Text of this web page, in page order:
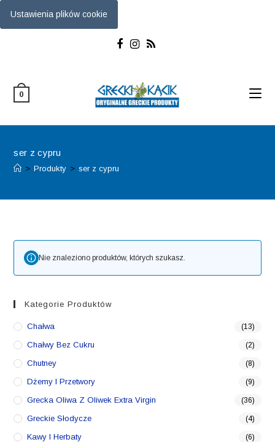
Ustawienia plików cookie
0
ser z cypru
> Produkty > ser z cypru
Nie znaleziono produktów, których szukasz.
Kategorie Produktów
Chałwa (13)
Chałwy Bez Cukru (2)
Chutney (8)
Dżemy I Przetwory (9)
Grecka Oliwa Z Oliwek Extra Virgin (36)
Greckie Słodycze (4)
Kawy I Herbaty (6)